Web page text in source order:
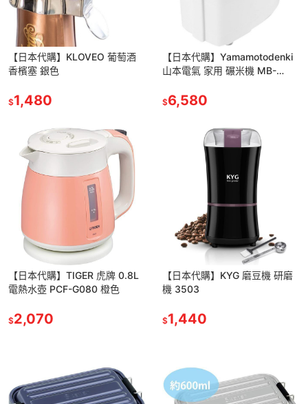
【日本代購】KLOVEO 葡萄酒
香檳塞 銀色
$1,480
【日本代購】Yamamotodenki
山本電氣 家用 碾米機 MB-
$6,580
【日本代購】TIGER 虎牌 0.8L
電熱水壺 PCF-G080 橙色
$2,070
【日本代購】KYG 磨豆機 研磨
機 3503
$1,440